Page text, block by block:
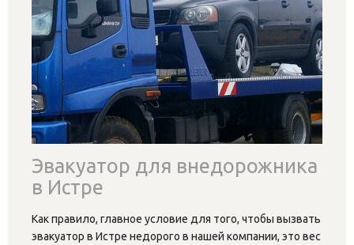
Эвакуатор для внедорожника
в Истре
Как правило, главное условие для того, чтобы вызвать
эвакуатор в Истре недорого в нашей компании, это вес